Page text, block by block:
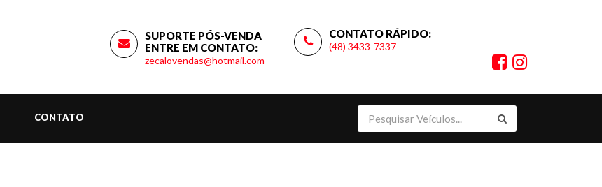
SUPORTE PÓS-VENDA
ENTRE EM CONTATO:
zecalovendas@hotmail.com
CONTATO RÁPIDO:
(48) 3433-7337
CONTATO